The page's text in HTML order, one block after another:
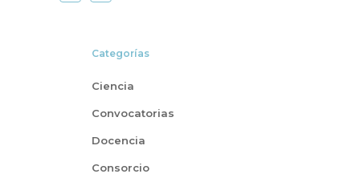
Categorías
Ciencia
Convocatorias
Docencia
Consorcio